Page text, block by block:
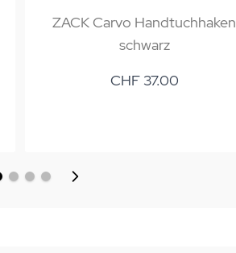
ZACK Carvo Handtuchhaken
schwarz
CHF 37.00